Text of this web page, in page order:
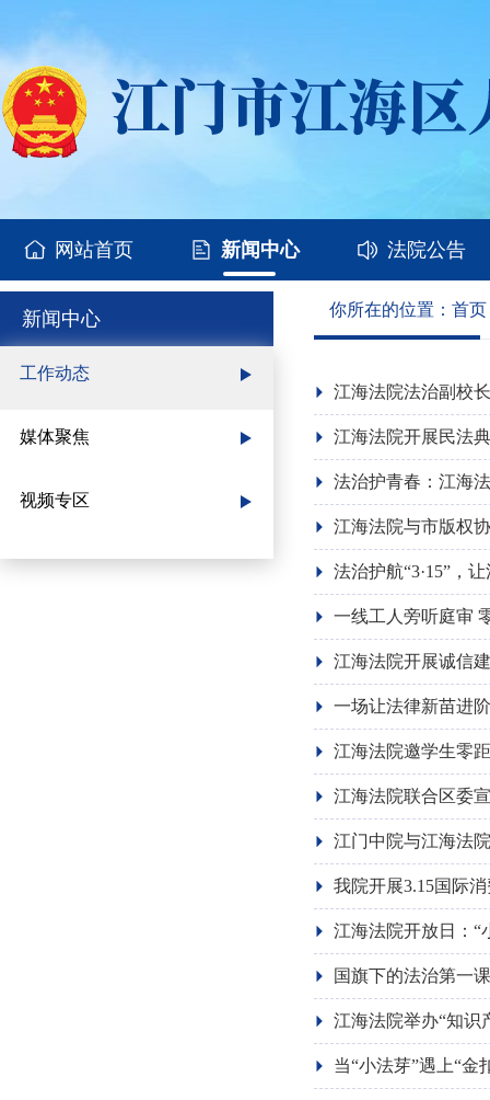
网站首页 新闻中心 法院公告
新闻中心
工作动态
媒体聚焦
视频专区
你所在的位置： 首页
江海法院法治副校
江海法院开展民法
法治护青春：江海
江海法院与市版权
法治护航“3·15”，
一线工人旁听庭审
江海法院开展诚信
一场让法律新苗进
江海法院邀学生零
江海法院联合区委
江门中院与江海法
我院开展3.15国际
江海法院开放日：“
国旗下的法治第一课
江海法院举办“知识
当“小法芽”遇上“金